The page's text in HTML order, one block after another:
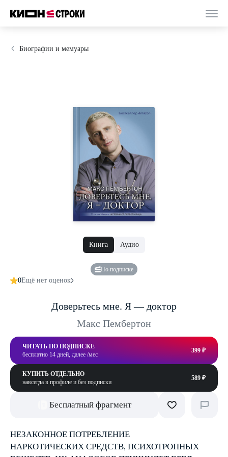
Биографии и мемуары
Книга Аудио
По подписке
0Ещё нет оценок
Доверьтесь мне. Я — доктор
Макс Пембертон
ЧИТАТЬ ПО ПОДПИСКЕ
бесплатно 14 дней, далее /мес
399 ₽
КУПИТЬ ОТДЕЛЬНО
навсегда в профиле и без подписки
589 ₽
Бесплатный фрагмент
НЕЗАКОННОЕ ПОТРЕБЛЕНИЕ
НАРКОТИЧЕСКИХ СРЕДСТВ, ПСИХОТРОПНЫХ